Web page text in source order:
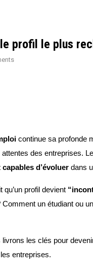
profil le plus
continue sa profonde
des entreprises.
d’évoluer dans
qu’un profil devient
un étudiant ou
les clés pour
entreprises.